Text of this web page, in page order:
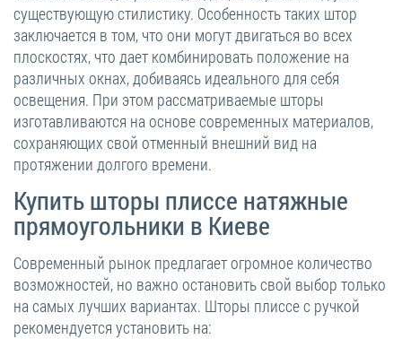
существующую стилистику. Особенность таких штор
заключается в том, что они могут двигаться во всех
плоскостях, что дает комбинировать положение на
различных окнах, добиваясь идеального для себя
освещения. При этом рассматриваемые шторы
изготавливаются на основе современных материалов,
сохраняющих свой отменный внешний вид на
протяжении долгого времени.
Купить шторы плиссе натяжные
прямоугольники в Киеве
Современный рынок предлагает огромное количество
возможностей, но важно остановить свой выбор только
на самых лучших вариантах. Шторы плиссе с ручкой
рекомендуется установить на: